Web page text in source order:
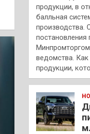
продукции, в
балльная
производства.
постановления
ведомства. Как
продукции,